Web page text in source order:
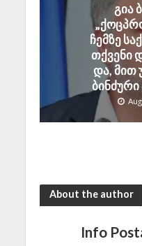
გია
ჩემზე
თქვენი
და, მით
About the author
Info